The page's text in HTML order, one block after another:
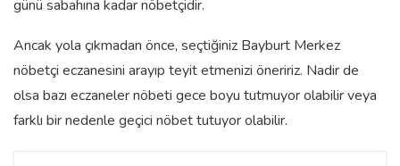
günü sabahına kadar nöbetçidir.
Ancak yola çıkmadan önce, seçtiğiniz Bayburt Merkez
nöbetçi eczanesini arayıp teyit etmenizi öneririz. Nadir de
olsa bazı eczaneler nöbeti gece boyu tutmuyor olabilir veya
farklı bir nedenle geçici nöbet tutuyor olabilir.